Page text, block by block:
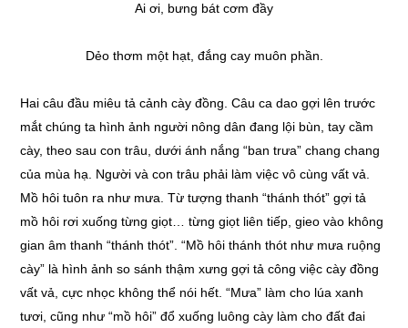
Ai ơi, bưng bát cơm đầy
Dẻo thơm một hạt, đắng cay muôn phần.
Hai câu đầu miêu tả cảnh cày đồng. Câu ca dao gợi lên trước
mắt chúng ta hình ảnh người nông dân đang lội bùn, tay cầm
cày, theo sau con trâu, dưới ánh nắng “ban trưa” chang chang
của mùa hạ. Người và con trâu phải làm việc vô cùng vất vả.
Mồ hôi tuôn ra như mưa. Từ tượng thanh “thánh thót” gợi tả
mồ hôi rơi xuống từng giọt… từng giọt liên tiếp, gieo vào không
gian âm thanh “thánh thót”. “Mồ hôi thánh thót như mưa ruộng
cày” là hình ảnh so sánh thậm xưng gợi tả công việc cày đồng
vất vả, cực nhọc không thể nói hết. “Mưa” làm cho lúa xanh
tươi, cũng như “mồ hôi” đổ xuống luông cày làm cho đất đai